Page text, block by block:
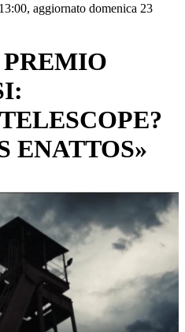
aggiornato domenica 23
ENATTOS»